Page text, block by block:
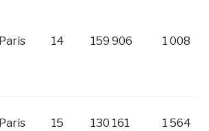
Paris 14 159 906 1 008
Paris 15 130 161 1 564